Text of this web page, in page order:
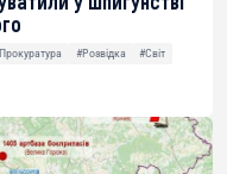
#Розвідка
#Світ